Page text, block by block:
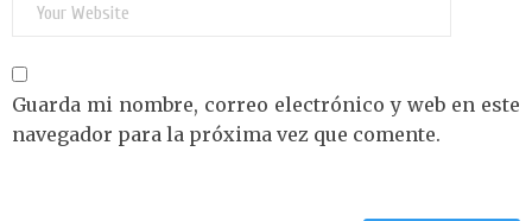
Guarda mi nombre, correo electrónico y web en este
navegador para la próxima vez que comente.